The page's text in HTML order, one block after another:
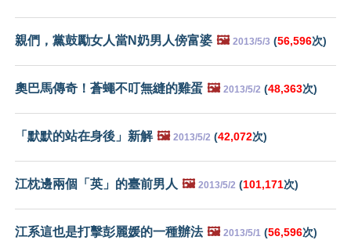
親們，黨鼓勵女人當N奶男人傍富婆 🖼️ 2013/5/3 (56,596次)
奧巴馬傳奇！蒼蠅不叮無縫的雞蛋 🖼️ 2013/5/2 (48,363次)
「默默的站在身後」新解 🖼️ 2013/5/2 (42,072次)
江枕邊兩個「英」的臺前男人 🖼️ 2013/5/2 (101,171次)
江系這也是打擊彭麗媛的一種辦法 🖼️ 2013/5/1 (56,596次)